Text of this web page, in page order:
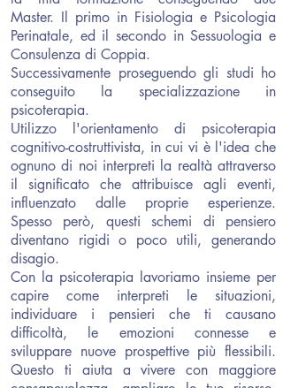
Master. Il primo in Fisiologia e Psicologia
Perinatale, ed il secondo in Sessuologia e
Consulenza di Coppia.
Successivamente proseguendo gli studi ho
conseguito la specializzazione in
psicoterapia.
Utilizzo l'orientamento di psicoterapia
cognitivo-costruttivista, in cui vi è l'idea che
ognuno di noi interpreti la realtà attraverso
il significato che attribuisce agli eventi,
influenzato dalle proprie esperienze.
Spesso però, questi schemi di pensiero
diventano rigidi o poco utili, generando
disagio.
Con la psicoterapia lavoriamo insieme per
capire come interpreti le situazioni,
individuare i pensieri che ti causano
difficoltà, le emozioni connesse e
sviluppare nuove prospettive più flessibili.
Questo ti aiuta a vivere con maggiore